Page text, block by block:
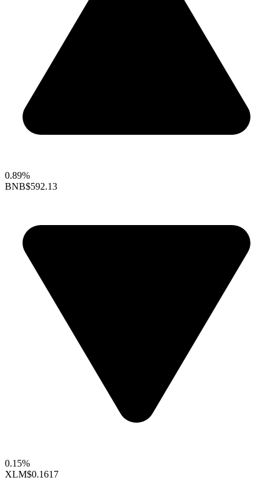
0.89%
BNB$592.13
0.15%
XLM$0.1617